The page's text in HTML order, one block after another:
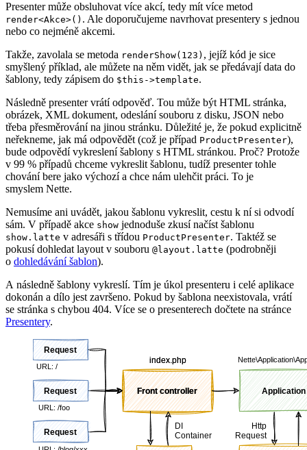
Presenter může obsluhovat více akcí, tedy mít více metod
render<Akce>() . Ale doporučujeme navrhovat presentery s jednou
nebo co nejméně akcemi.
Takže, zavolala se metoda renderShow(123) , jejíž kód je sice
smyšlený příklad, ale můžete na něm vidět, jak se předávají data do
šablony, tedy zápisem do $this->template.
Následně presenter vrátí odpověď. Tou může být HTML stránka,
obrázek, XML dokument, odeslání souboru z disku, JSON nebo
třeba přesměrování na jinou stránku. Důležité je, že pokud explicitně
neřekneme, jak má odpovědět (což je případ ProductPresenter),
bude odpovědí vykreslení šablony s HTML stránkou. Proč? Protože
v 99 % případů chceme vykreslit šablonu, tudíž presenter tohle
chování bere jako výchozí a chce nám ulehčit práci. To je
smyslem Nette.
Nemusíme ani uvádět, jakou šablonu vykreslit, cestu k ní si odvodí
sám. V případě akce show jednoduše zkusí načíst šablonu
show.latte v adresáři s třídou ProductPresenter. Taktéž se
pokusí dohledat layout v souboru @layout.latte (podrobněji
o dohledávání šablon).
A následně šablony vykreslí. Tím je úkol presenteru i celé aplikace
dokonán a dílo jest završeno. Pokud by šablona neexistovala, vrátí
se stránka s chybou 404. Více se o presenterech dočtete na stránce
Presentery.